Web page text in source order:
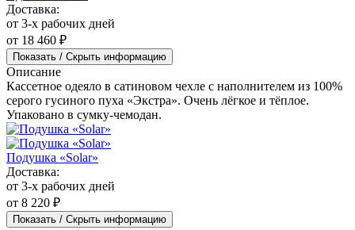
Наматрасник-перина с боковинами
от 2 900 ₽
Показать / Скрыть информацию
Описание
Наматрасник-перина из 100% хлопковой ткани с
гипоаллергенным наполнителем. Обработан ионами серебра.
Лёгкий, приятный к телу, защищает матрас и делает постель
мягче. Есть во всех размерах.
Одеяло «Solar»
Доставка:
от 3-х рабочих дней
от 18 460 ₽
Показать / Скрыть информацию